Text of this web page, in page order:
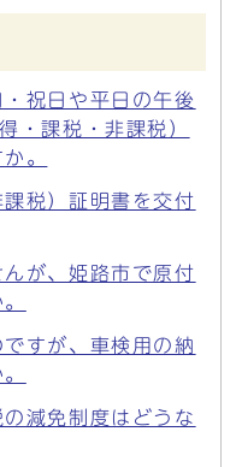
祝日や平日の午後
・課税・非課税）
。
税）証明書を交付
が、姫路市で原付
すが、車検用の納
減免制度はどうな